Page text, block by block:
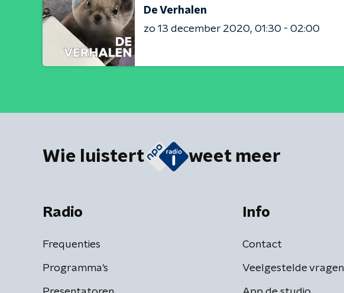
De Verhalen
zo 13 december 2020 01:30 - 02:00
Wie luistert weet meer
Radio
Frequenties
Programma's
Info
Contact
Veelgestelde vragen